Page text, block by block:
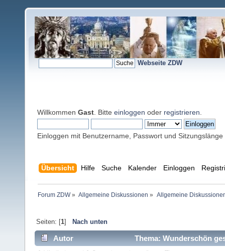
Webseite ZDW
Willkommen Gast . Bitte einloggen oder registrieren
Einloggen mit Benutzername, Passwort und Sitzungslänge
Übersicht Hilfe Suche Kalender Einloggen
Forum ZDW» Allgemeine Diskussionen » Allgemeine
Seiten: [1] Nach unten
Autor
Thema: Wunderschön